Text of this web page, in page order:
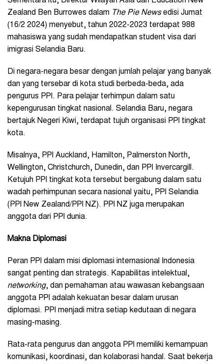
Zealand Ben Burrowes dalam The Pie Newsedisi Jumat
(16/2 2024) menyebut, tahun 2022-2023 terdapat 988
mahasiswa yang sudah mendapatkan student visa dari
imigrasi Selandia Baru.
Di negara-negara besar dengan jumlah pelajar yang banyak
dan yang tersebar di kota studi berbeda-beda, ada
pengurus PPI. Para pelajar terhimpun dalam satu
kepengurusan tingkat nasional. Selandia Baru, negara
bertajuk Negeri Kiwi, terdapat tujuh organisasi PPI tingkat
kota.
Misalnya, PPI Auckland, Hamilton, Palmerston North,
Wellington, Christchurch, Dunedin, dan PPI Invercargill.
Ketujuh PPI tingkat kota tersebut bergabung dalam satu
wadah perhimpunan secara nasional yaitu, PPI Selandia
(PPI New Zealand/PPI NZ). PPI NZ juga merupakan
anggota dari PPI dunia.
Makna Diplomasi
Peran PPI dalam misi diplomasi internasional Indonesia
sangat penting dan strategis. Kapabilitas intelektual,
networking, dan pemahaman atau wawasan kebangsaan
anggota PPI adalah kekuatan besar dalam urusan
diplomasi. PPI menjadi mitra setiap kedutaan di negara
masing-masing.
Rata-rata pengurus dan anggota PPI memiliki kemampuan
komunikasi, koordinasi, dan kolaborasi handal. Saat bekerja